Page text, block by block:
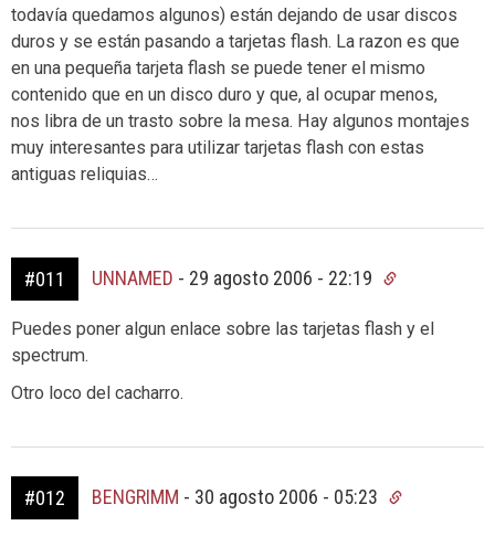
todavía quedamos algunos) están dejando de usar discos
duros y se están pasando a tarjetas flash. La razon es que
en una pequeña tarjeta flash se puede tener el mismo
contenido que en un disco duro y que, al ocupar menos,
nos libra de un trasto sobre la mesa. Hay algunos montajes
muy interesantes para utilizar tarjetas flash con estas
antiguas reliquias…
#011 UNNAMED - 29 agosto 2006 - 22:19
Puedes poner algun enlace sobre las tarjetas flash y el
spectrum.
Otro loco del cacharro.
#012 BENGRIMM - 30 agosto 2006 - 05:23